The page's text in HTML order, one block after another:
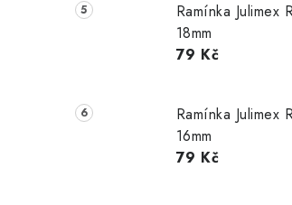
Ramínka Julimex
18mm
79 Kč
Ramínka Julimex
16mm
79 Kč